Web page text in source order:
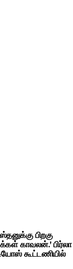
பிறகு
காவலன்.’ பிர்லா
கூட்டணியில்